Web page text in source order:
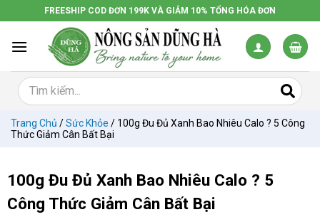
đến
dung
FREESHIP COD ĐƠN 199K VÀ GIẢM 10% TỔNG HÓA ĐƠN
Trang Chủ /Sức Khỏe / 100g Đu Đủ Xanh Bao Nhiêu Calo ? 5 Công
Thức Giảm Cân Bất Bại
100g Đu Đủ Xanh Bao Nhiêu Calo ? 5
Công Thức Giảm Cân Bất Bại